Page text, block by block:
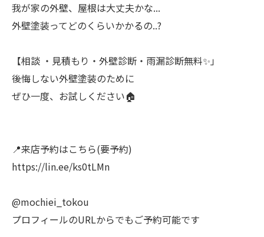
我が家の外壁、屋根は大丈夫かな...
外壁塗装ってどのくらいかかるの..?
【相談 ・見積もり・外壁診断・雨漏診断無料✨」
後悔しない外壁塗装のために
ぜひ一度、お試しください🏠
📍来店予約はこちら(要予約)
https://lin.ee/ks0tLMn
@mochiei_tokou
プロフィールのURLからでもご予約可能です